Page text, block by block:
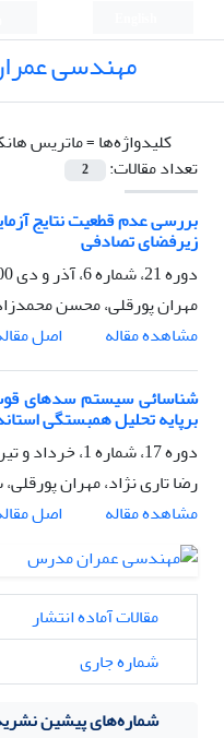
مهندسی
کلیدواژه‌ها =ماتریس
تعداد مقالات:
2
بررسی عدم قطعیت نتایج
زیرفضای تصادفی
دوره 21، شماره 6، آذر و دی 1400، صفحه
مهران پورقلی، محسن
مشاهده مقاله
اصل
شناسائی سیستم سدهای
برپایه تحلیل همبستگی
دوره 17، شماره 1، خرداد و تیر 1396، صفحه
رضا تاری نژاد، مهران
مشاهده مقاله
اصل
مقالات آماده انتشار
شماره جاری
شماره‌های پیشین